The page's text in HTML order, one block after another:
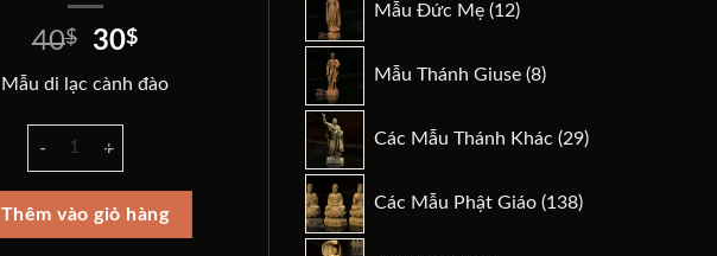
40$
Giá
là:
40$.
30$Giá
tại
Mẫu di lạc cành đào
Mẫu di lạc cành đào - mẫu cnc Phúc Đan-51 số lượng
Thêm vào giỏ hàng
Mẫu Đức Mẹ 12
sản
Mẫu Thánh Giuse 8
sản
Các Mẫu Thánh Khác
29
sản
Các Mẫu Phật Giáo 138
sản